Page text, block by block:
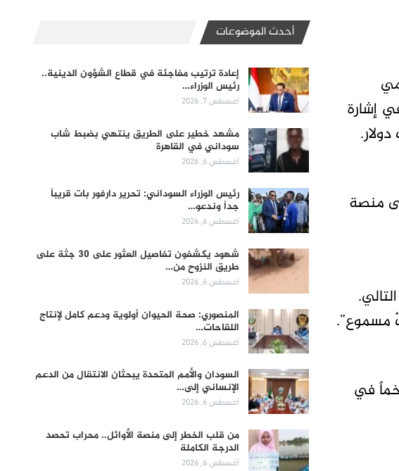
إشارة
منصة
مسموع”.
في
أحدث الموضوعات
إعادة ترتيب مفاجئة في قطاع الشؤون الدينية..
رئيس الوزراء…
أغسطس 7, 2026
مشهد خطير على الطريق ينتهي بضبط شاب
سوداني في القاهرة
أغسطس 6, 2026
رئيس الوزراء السوداني: تحرير دارفور بات قريباً
جداً وندعو…
أغسطس 6, 2026
شهود يكشفون تفاصيل العثور على 30 جثة على
طريق النزوح من…
أغسطس 6, 2026
المنصوري: صحة الحيوان أولوية ودعم كامل لإنتاج
اللقاحات…
أغسطس 6, 2026
السودان والأمم المتحدة يبحثان الانتقال من الدعم
الإنساني إلى…
أغسطس 6, 2026
من قلب الخطر إلى منصة الأوائل.. محراب تحصد
الدرجة الكاملة
أغسطس 6, 2026